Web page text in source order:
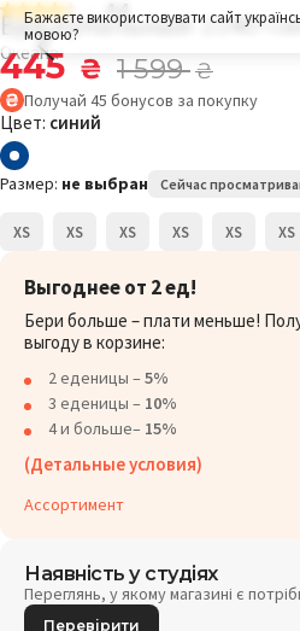
Бажаєте використовувати сайт
мовою?
4.4
Бра купальный 214O
Океана
445 ₴ 1 599₴
Получай 45 бонусов за покупку
Цвет: синий
Размер: не выбран Сейчас
XS XS XS XS XS XS
Выгоднее от 2 ед!
Бери больше – плати меньше!
выгоду в корзине:
2 еденицы – 5%
3 еденицы – 10%
4 и больше– 15%
(Детальные условия)
Ассортимент
Наявність у студіях
Переглянь, у якому магазині є
Перевірити